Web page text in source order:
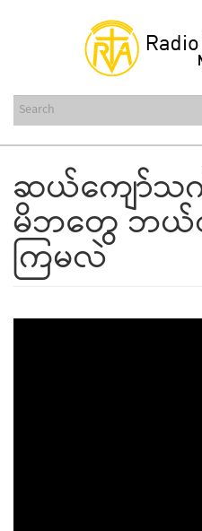
content
ဆယ်ကျော်
မိဘတွေ ဘ
ကြမလဲ